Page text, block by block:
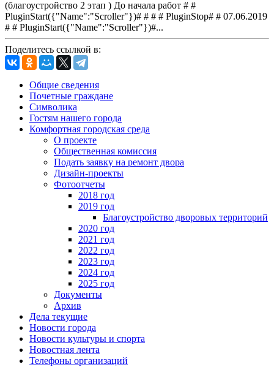
(благоустройство 2 этап ) До начала работ # #
PluginStart({"Name":"Scroller"})# # # # PluginStop# # 07.06.2019
# # PluginStart({"Name":"Scroller"})#...
Поделитесь ссылкой в:
Общие сведения
Почетные граждане
Символика
Гостям нашего города
Комфортная городская среда
О проекте
Общественная комиссия
Подать заявку на ремонт двора
Дизайн-проекты
Фотоотчеты
2018 год
2019 год
Благоустройство дворовых территорий
2020 год
2021 год
2022 год
2023 год
2024 год
2025 год
Документы
Архив
Дела текущие
Новости города
Новости культуры и спорта
Новостная лента
Телефоны организаций